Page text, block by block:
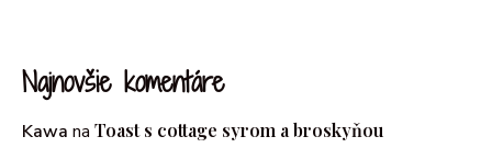
Najnovšie komentáre
Kawa na Toast s cottage syrom a broskyňou